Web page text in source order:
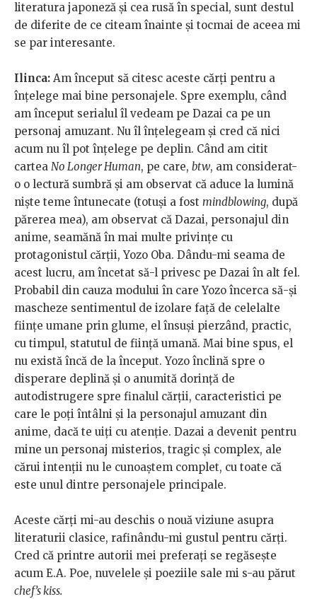
literatura japoneză și cea rusă în special, sunt destul
de diferite de ce citeam înainte și tocmai de aceea mi
se par interesante.
Ilinca: Am început să citesc aceste cărți pentru a
înțelege mai bine personajele. Spre exemplu, când
am început serialul îl vedeam pe Dazai ca pe un
personaj amuzant. Nu îl înțelegeam și cred că nici
acum nu îl pot înțelege pe deplin. Când am citit
cartea No Longer Human, pe care, btw, am considerat-
o o lectură sumbră și am observat că aduce la lumină
niște teme întunecate (totuși a fost mindblowing, după
părerea mea), am observat că Dazai, personajul din
anime, seamănă în mai multe privințe cu
protagonistul cărții, Yozo Oba. Dându-mi seama de
acest lucru, am încetat să-l privesc pe Dazai în alt fel.
Probabil din cauza modului în care Yozo încerca să-și
mascheze sentimentul de izolare față de celelalte
ființe umane prin glume, el însuși pierzând, practic,
cu timpul, statutul de ființă umană. Mai bine spus, el
nu există încă de la început. Yozo înclină spre o
disperare deplină și o anumită dorință de
autodistrugere spre finalul cărții, caracteristici pe
care le poți întâlni și la personajul amuzant din
anime, dacă te uiți cu atenție. Dazai a devenit pentru
mine un personaj misterios, tragic și complex, ale
cărui intenții nu le cunoaștem complet, cu toate că
este unul dintre personajele principale.
Aceste cărți mi-au deschis o nouă viziune asupra
literaturii clasice, rafinându-mi gustul pentru cărți.
Cred că printre autorii mei preferați se regăsește
acum E.A. Poe, nuvelele și poeziile sale mi s-au părut
chef’s kiss.